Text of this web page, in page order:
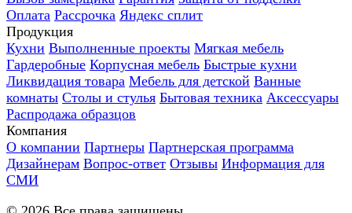
Оплата Рассрочка Яндекс сплит
Продукция
Кухни Выполненные проекты Мягкая мебель
Гардеробные Корпусная мебель Быстрые кухни
Ликвидация товара Мебель для детской Ванные
комнаты Столы и стулья Бытовая техника Аксессуары
Распродажа образцов
Компания
О компании Партнеры Партнерская программа
Дизайнерам Вопрос-ответ Отзывы Информация для
СМИ